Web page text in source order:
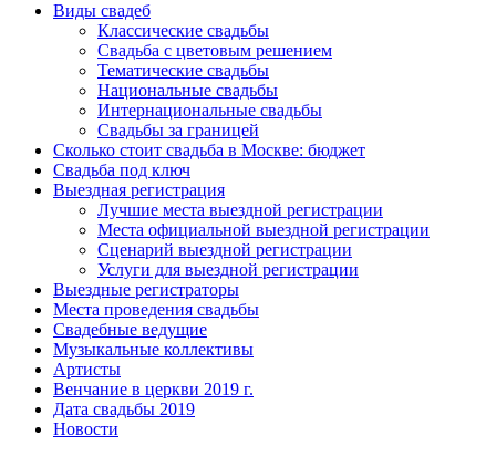
Виды свадеб
Классические свадьбы
Cвадьба с цветовым решением
Тематические свадьбы
Национальные свадьбы
Интернациональные свадьбы
Свадьбы за границей
Сколько стоит свадьба в Москве: бюджет
Свадьба под ключ
Выездная регистрация
Лучшие места выездной регистрации
Места официальной выездной регистрации
Сценарий выездной регистрации
Услуги для выездной регистрации
Выездные регистраторы
Места проведения свадьбы
Свадебные ведущие
Музыкальные коллективы
Артисты
Венчание в церкви 2019 г.
Дата свадьбы 2019
Новости